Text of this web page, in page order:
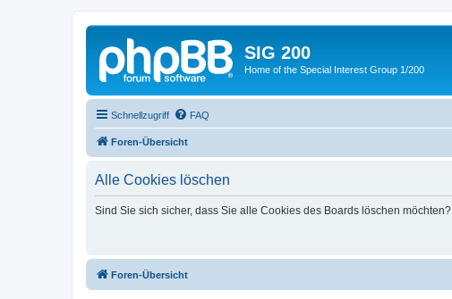
SIG 200
Home of the Special Interest Group 1/200
Schnellzugriff FAQ
Foren-Übersicht
Alle Cookies löschen
Sind Sie sich sicher, dass Sie alle Cookies des Boards löschen möchten?
Foren-Übersicht